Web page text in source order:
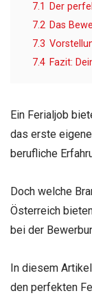
7.1
Der
7.2 Das
7.3
7.4 Fazit:
Ein Ferialjob
das erste
berufliche
Doch welche
Österreich
bei der
In diesem
den perfekten